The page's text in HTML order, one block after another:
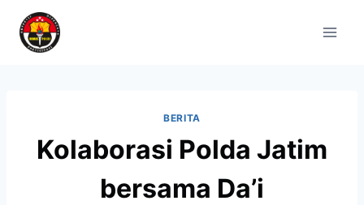
BERITA
Kolaborasi Polda Jatim
bersama Da’i